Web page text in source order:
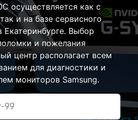
осуществляется как с
и на базе сервисного
Екатеринбурге. Выбор
и пожелания
центр располагает всем
для диагностики и
мониторов Samsung.